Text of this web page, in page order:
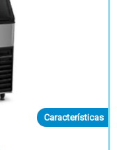
Características